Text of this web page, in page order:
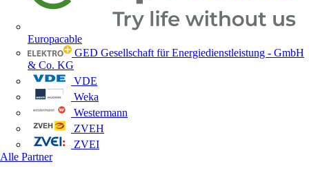
Europacable
GED Gesellschaft für Energiedienstleistung - GmbH
& Co. KG
VDE
Weka
Westermann
ZVEH
ZVEI
Alle Partner